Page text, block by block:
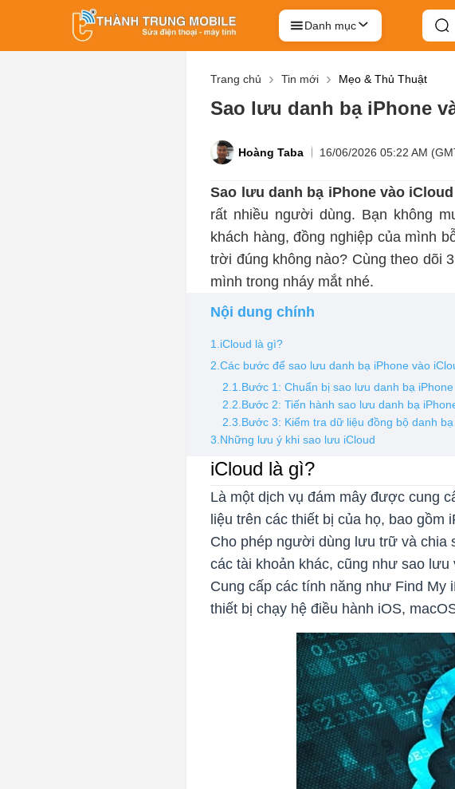
Danh mục
Trang chủ Tin mới Mẹo & Thủ Thuật
Sao lưu danh bạ iPhone
Hoàng Taba 16/06/2026 05:22 AM
Sao lưu danh bạ iPhone vào iCloud
rất nhiều người dùng. Bạn không
khách hàng, đồng nghiệp của mình
trời đúng không nào? Cùng theo dõi
mình trong nháy mắt nhé.
Nội dung chính
1.iCloud là gì?
2.Các bước để sao lưu danh bạ iPhone vào
2.1.Bước 1: Chuẩn bị sao lưu danh bạ iPhone
2.2.Bước 2: Tiến hành sao lưu danh bạ
2.3.Bước 3: Kiểm tra dữ liệu đồng bộ danh
3.Những lưu ý khi sao lưu iCloud
iCloud là gì?
Là một dịch vụ đám mây được cung
liệu trên các thiết bị của họ, bao gồm
Cho phép người dùng lưu trữ và chia
các tài khoản khác, cũng như sao
Cung cấp các tính năng như Find My
thiết bị chạy hệ điều hành iOS,